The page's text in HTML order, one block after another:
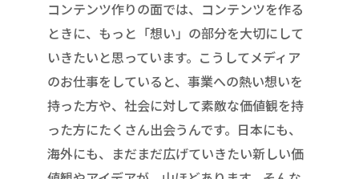
コンテンツ作りの面では、コンテンツを作る
ときに、もっと「想い」の部分を大切にして
いきたいと思っています。こうしてメディア
のお仕事をしていると、事業への熱い想いを
持った方や、社会に対して素敵な価値観を持
った方にたくさん出会うんです。日本にも、
海外にも、まだまだ広げていきたい新しい価